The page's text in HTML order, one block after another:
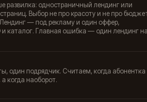
развилка: одностраничный лендинг или
Выбор не про красоту и не про
— под рекламу и один оффер,
каталог. Главная ошибка — один лендинг на
один подрядчик. Считаем, когда абонентка
когда наоборот.